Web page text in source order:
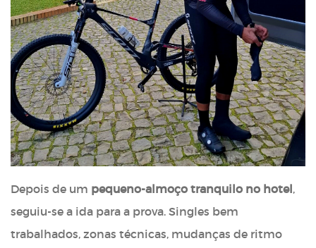
Depois de um pequeno-almoço tranquilo no hotel,
seguiu-se a ida para a prova. Singles bem
trabalhados, zonas técnicas, mudanças de ritmo